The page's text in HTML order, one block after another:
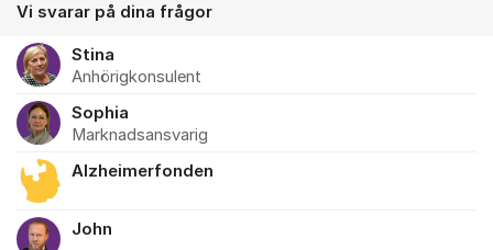
Vi svarar på dina frågor
Stina
Anhörigkonsulent
Sophia
Marknadsansvarig
Alzheimerfonden
John